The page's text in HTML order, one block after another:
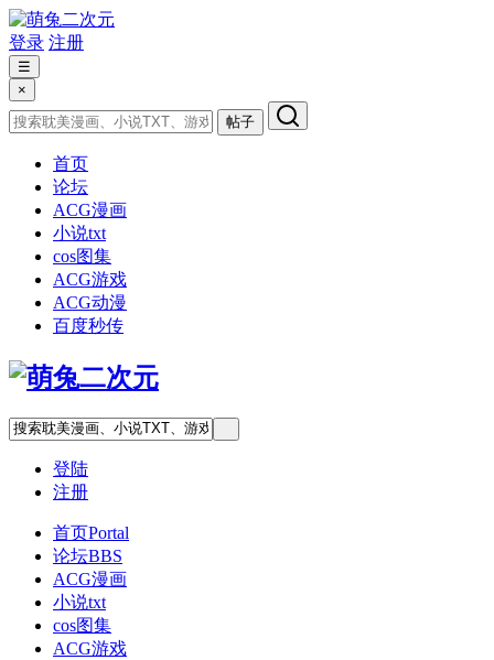
登录 注册
☰
×
帖子
首页
论坛
ACG漫画
小说txt
cos图集
ACG游戏
ACG动漫
百度秒传
登陆
注册
首页Portal
论坛BBS
ACG漫画
小说txt
cos图集
ACG游戏